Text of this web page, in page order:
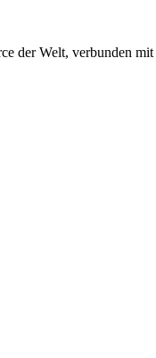
der Welt, verbunden